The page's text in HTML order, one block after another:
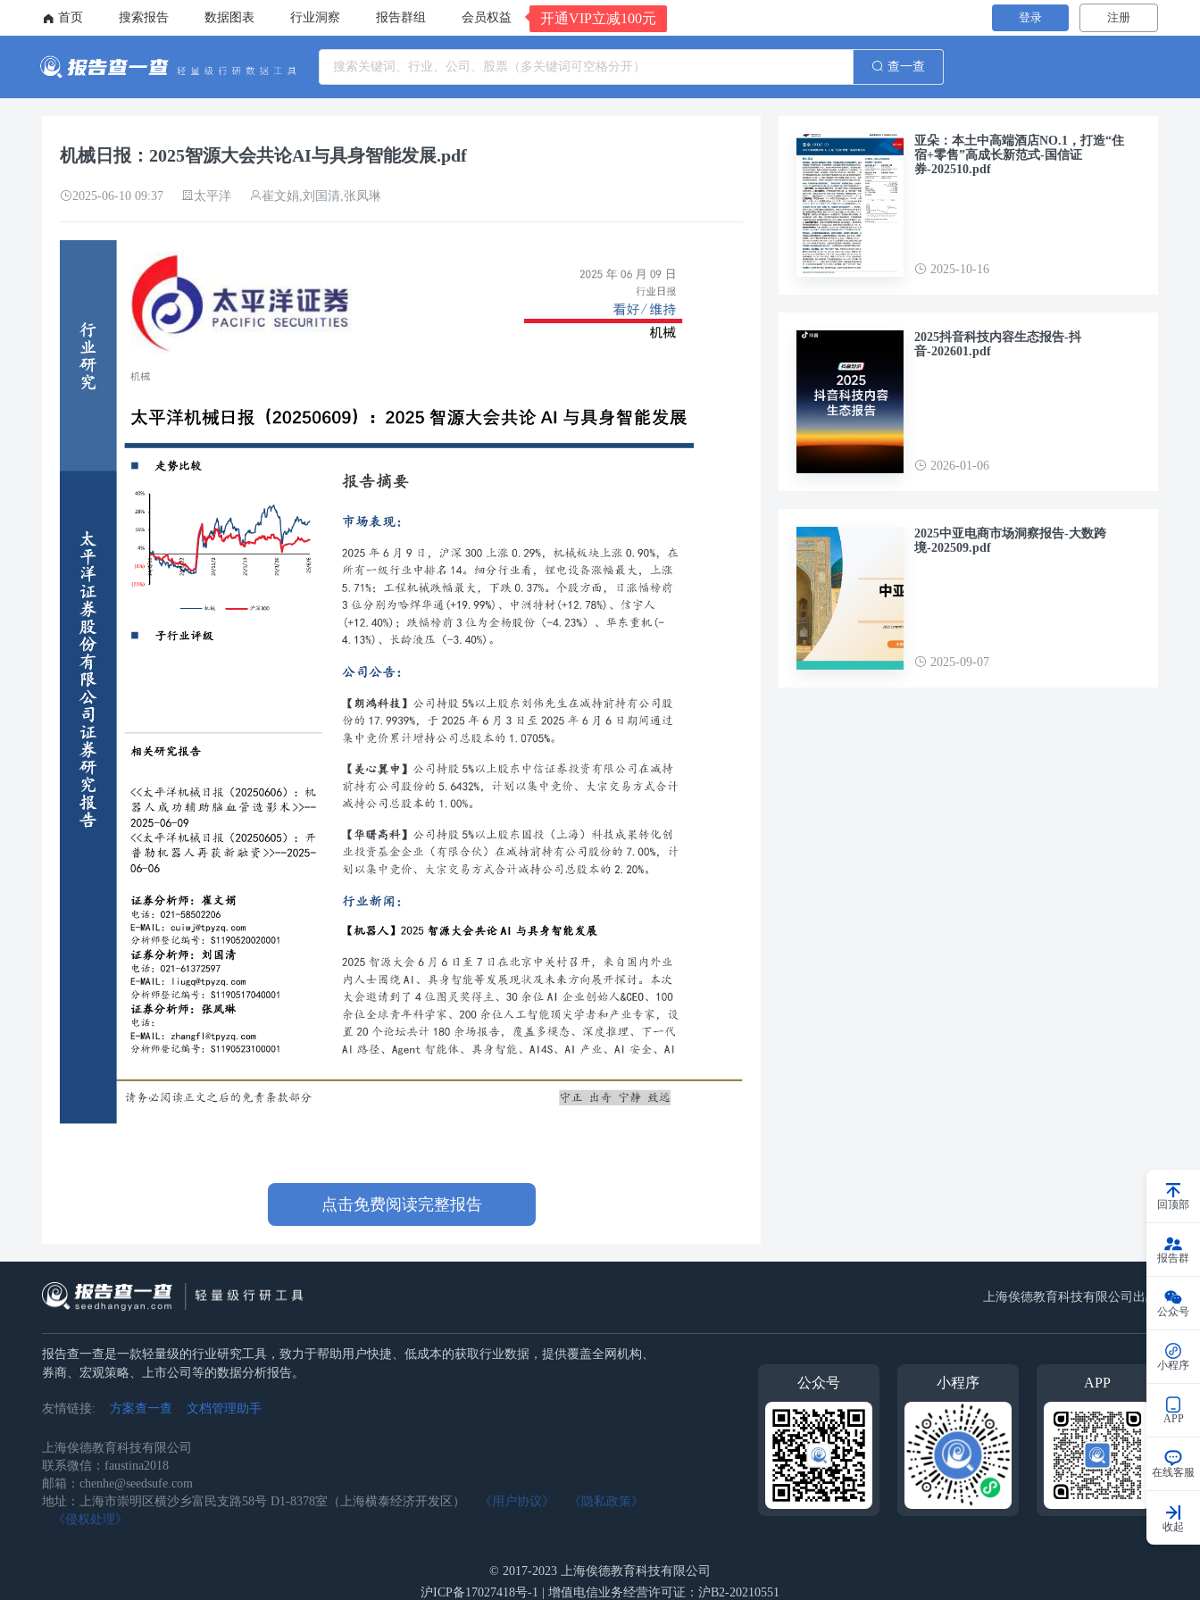
首页 搜索报告 数据图表 行业洞察 报告群组 会员权益 开通VIP立减100元 登录 注册
查一查
机械日报：2025智源大会共论AI与具身智能发展.pdf
2025-06-10 09:37 太平洋 崔文娟,刘国清,张凤琳
点击免费阅读完整报告
亚朵：本土中高端酒店NO.1，打造“住
宿+零售”高成长新范式-国信证
券-202510.pdf
2025-10-16
2025抖音科技内容生态报告-抖
音-202601.pdf
2026-01-06
2025中亚电商市场洞察报告-大数跨
境-202509.pdf
2025-09-07
上海俟德教育科技有限公司出品
报告查一查是一款轻量级的行业研究工具，致力于帮助用户快捷、低成本的获取行业数据，提供覆盖全网机构、
券商、宏观策略、上市公司等的数据分析报告。
友情链接: 方案查一查 文档管理助手
上海俟德教育科技有限公司
联系微信：faustina2018
邮箱：chenhe@seedsufe.com
地址：上海市崇明区横沙乡富民支路58号 D1-8378室（上海横泰经济开发区）
《用户协议》
《隐私政策》
《侵权处理》
公众号 小程序 APP
© 2017-2023 上海俟德教育科技有限公司
沪ICP备17027418号-1 | 增值电信业务经营许可证：沪B2-20210551
回顶部
报告群
公众号
小程序
APP
在线客服
收起